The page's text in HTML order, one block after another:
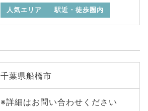
人気エリア 駅近・徒歩圏内
千葉県船橋市
※詳細はお問い合わせください